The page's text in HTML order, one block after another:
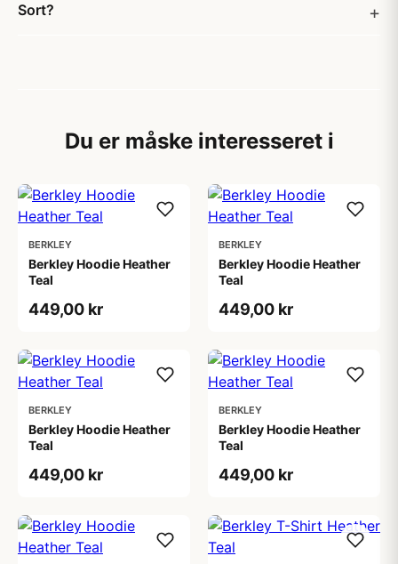
Sort?
Du er måske interesseret i
BERKLEY
Berkley Hoodie Heather
Teal
449,00 kr
BERKLEY
Berkley Hoodie Heather
Teal
449,00 kr
BERKLEY
Berkley Hoodie Heather
Teal
449,00 kr
BERKLEY
Berkley Hoodie Heather
Teal
449,00 kr